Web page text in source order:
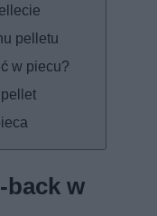
pelletu
w piecu?
back w